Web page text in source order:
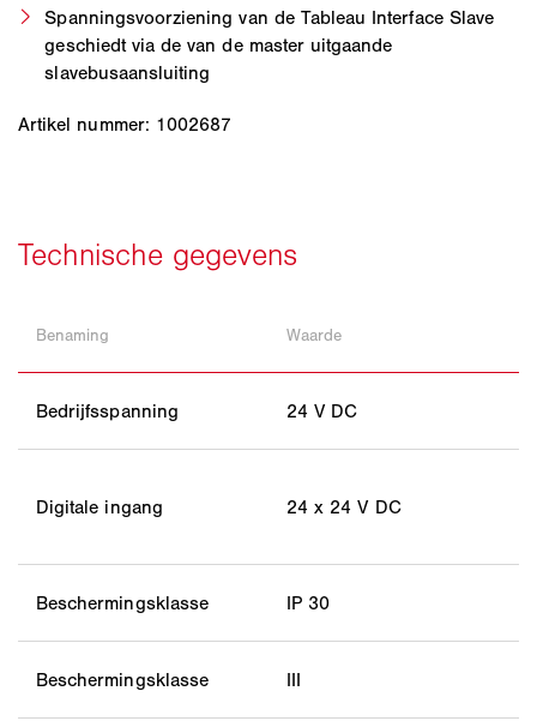
Spanningsvoorziening van de Tableau Interface Slave
geschiedt via de van de master uitgaande
slavebusaansluiting
Artikel nummer: 1002687
Benaming Waarde
Bedrijfsspanning 24 V DC
Digitale ingang 24 x 24 V DC
Beschermingsklasse IP 30
Beschermingsklasse III